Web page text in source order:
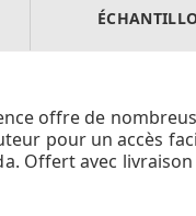
offre de
pour un accès
Offert avec